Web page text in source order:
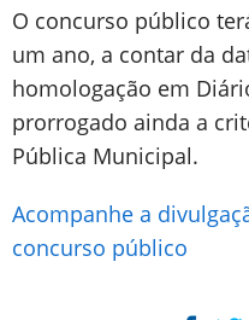
O concurso público
um ano, a contar da
homologação em
prorrogado ainda a
Pública Municipal.
Acompanhe a
concurso público